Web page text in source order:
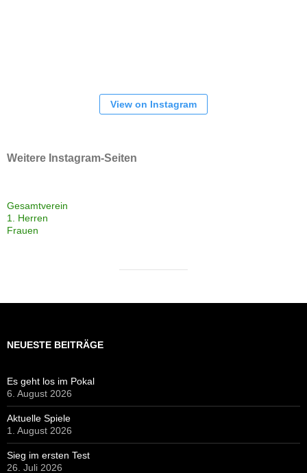
View on Instagram
Weitere Instagram-Seiten
Gesamtverein
1. Herren
Frauen
NEUESTE BEITRÄGE
Es geht los im Pokal
6. August 2026
Aktuelle Spiele
1. August 2026
Sieg im ersten Test
26. Juli 2026